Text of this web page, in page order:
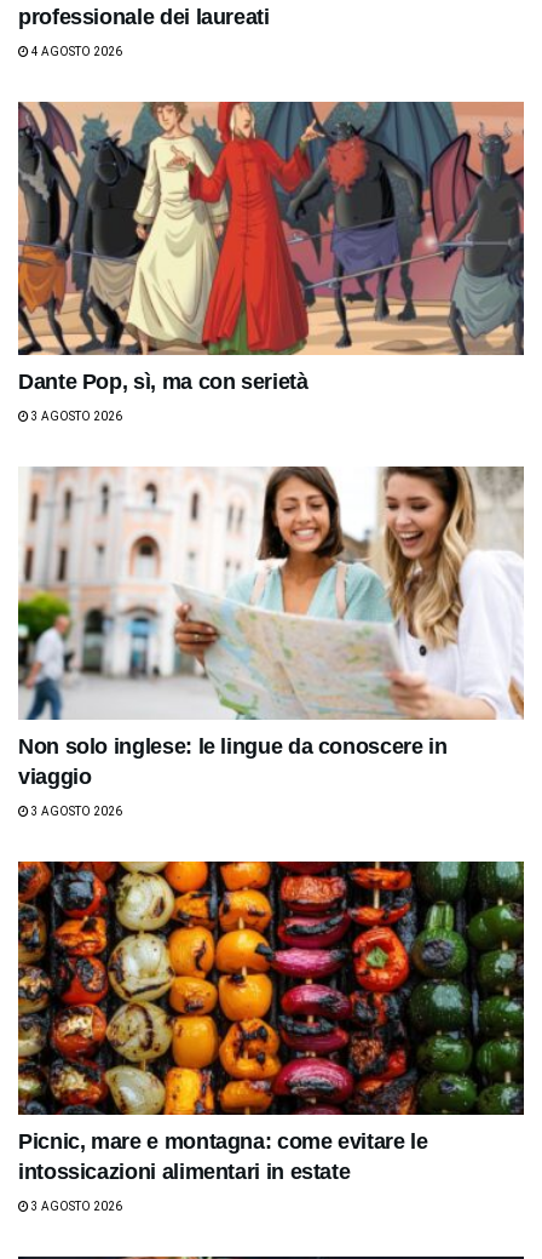
professionale dei laureati
4 AGOSTO 2026
Dante Pop, sì, ma con serietà
3 AGOSTO 2026
Non solo inglese: le lingue da conoscere in
viaggio
3 AGOSTO 2026
Picnic, mare e montagna: come evitare le
intossicazioni alimentari in estate
3 AGOSTO 2026